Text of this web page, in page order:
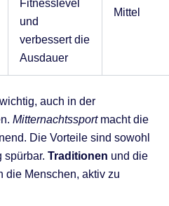
Fitnesslevel
und
verbessert die
Ausdauer
Mittel
auch in der
Mitternachtssportmacht die
Die Vorteile sind sowohl
spürbar. Traditionen und die
die Menschen, aktiv zu